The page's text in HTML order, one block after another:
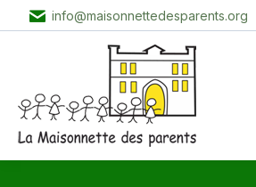
info@maisonnettedesparents.org